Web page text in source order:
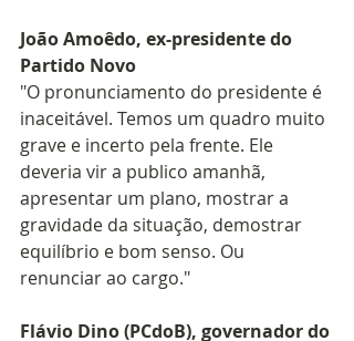
João Amoêdo, ex-presidente do
Partido Novo
"O pronunciamento do presidente é
inaceitável. Temos um quadro muito
grave e incerto pela frente. Ele
deveria vir a publico amanhã,
apresentar um plano, mostrar a
gravidade da situação, demostrar
equilíbrio e bom senso. Ou
renunciar ao cargo."
Flávio Dino (PCdoB), governador do